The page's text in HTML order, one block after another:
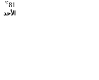
81
℉
الأحد